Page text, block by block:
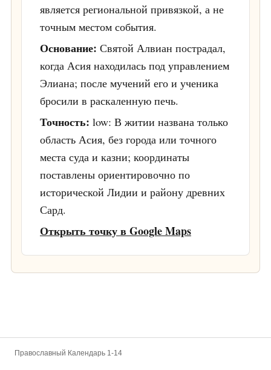
является региональной привязкой, а не
точным местом события.
Основание: Святой Алвиан пострадал,
когда Асия находилась под управлением
Элиана; после мучений его и ученика
бросили в раскаленную печь.
Точность: low: В житии названа только
область Асия, без города или точного
места суда и казни; координаты
поставлены ориентировочно по
исторической Лидии и району древних
Сард.
Открыть точку в Google Maps
Православный Календарь 1-14